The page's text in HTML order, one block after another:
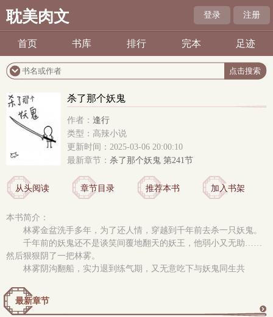
耽美肉文 登录 注册
首页 书库 排行 完本 足迹
杀了那个妖鬼
作者： 逢行
类型：高辣小说
更新时间：2025-03-06 20:00:10
最新章节： 杀了那个妖鬼 第241节
从头阅读 章节目录 推荐本书 加入书架
本书简介：
林雾金盆洗手多年，为了还人情，穿越到千年前去杀一只妖鬼。
千年前的妖鬼还不是谈笑间覆地翻天的妖王，他弱小又无助……
然后狠狠阴了一把林雾。
林雾阴沟翻船，实力退到练气期，又无意吃下与妖鬼同生共
最新章节